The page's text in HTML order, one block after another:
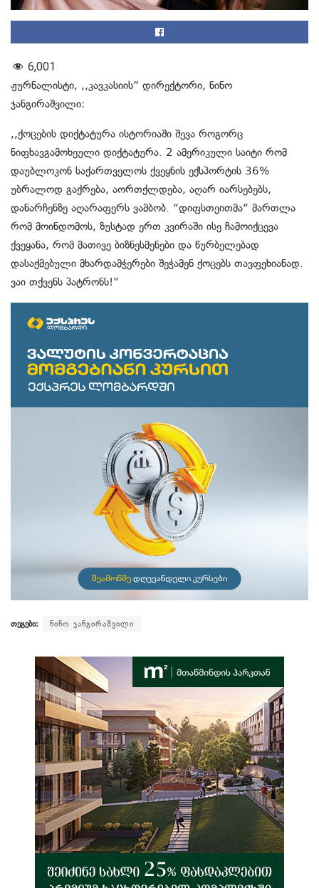
6,001
ჟურნალისტი, ,,კავკასიის” დირექტორი, ნინო
ჯანგირაშვილი:
,,ქოცების დიქტატურა ისტორიაში შევა როგორც
ნიფხავგამოხეული დიქტატურა. 2 ამერიკული საიტი რომ
დაუბლოკონ საქართველოს ქვეყნის ექსპორტის 36%
უბრალოდ გაქრება, აორთქლდება, აღარ იარსებებს,
დანარჩენზე აღარაფერს ვამბობ. “დიფსთეითმა“ მართლა
რომ მოინდომოს, ზუსტად ერთ კვირაში ისე ჩამოიქცევა
ქვეყანა, რომ მათივე ბიზნესმენები და წურბელებად
დასაქმებული მხარდამჭერები შეჭამენ ქოცებს თავფეხიანად.
ვაი თქვენს პატრონს!”
თეგები: ნინო ჯანგირაშვილი